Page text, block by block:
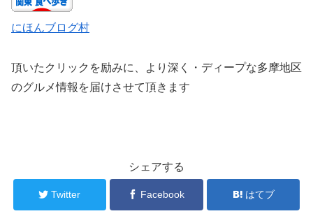
にほんブログ村
頂いたクリックを励みに、より深く・ディープな多摩地区
のグルメ情報を届けさせて頂きます
シェアする
Twitter Facebook はてブ